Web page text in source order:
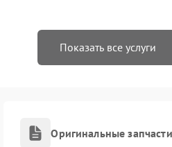
Показать все услуги
Оригинальные